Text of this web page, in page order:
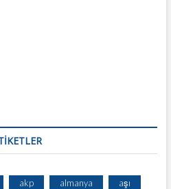
akp almanya aşı